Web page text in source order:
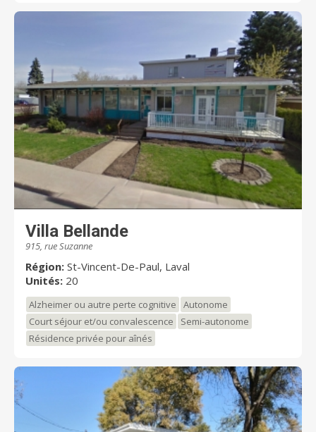
Villa Bellande
915, rue Suzanne
Région: St-Vincent-De-Paul, Laval
Unités: 20
Alzheimer ou autre perte cognitive
Autonome
Court séjour et/ou convalescence
Semi-autonome
Résidence privée pour aînés